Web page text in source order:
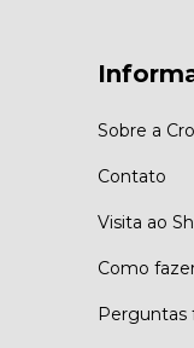
Sobre a
Contato
Visita ao
Como
Perguntas